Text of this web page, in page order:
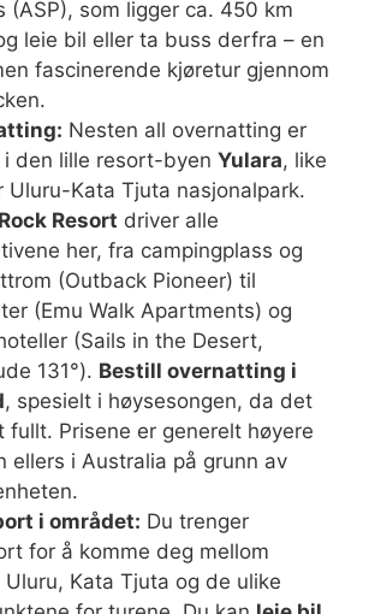
(ASP), som ligger ca. 450 km
leie bil eller ta buss derfra – en
fascinerende kjøretur gjennom
Nesten all overnatting er
i den lille resort-byen Yulara, like
Uluru-Kata Tjuta nasjonalpark.
Resort driver alle
her, fra campingplass og
(Outback Pioneer) til
(Emu Walk Apartments) og
(Sails in the Desert,
131°). Bestill overnatting i
, spesielt i høysesongen, da det
fullt. Prisene er generelt høyere
ellers i Australia på grunn av
i området: Du trenger
for å komme deg mellom
Uluru, Kata Tjuta og de ulike